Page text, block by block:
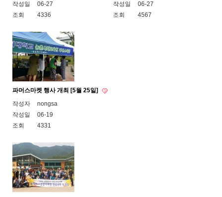
작성일
06-27
조회
4336
작성일
06-27
조회
4567
파머스마켓 행사 개최 [5월 25일]
작성자
nongsa
작성일
06-19
조회
4331